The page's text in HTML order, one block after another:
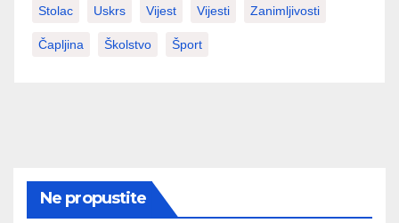
Stolac Uskrs Vijest Vijesti Zanimljivosti
Čapljina Školstvo Šport
Ne propustite